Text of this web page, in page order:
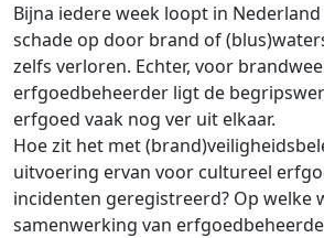
Bijna iedere week loopt in
schade op door brand of
zelfs verloren. Echter, voor
erfgoedbeheerder ligt de
erfgoed vaak nog ver uit elkaar.
Hoe zit het met
uitvoering ervan voor cultureel
incidenten geregistreerd? Op welke
samenwerking van